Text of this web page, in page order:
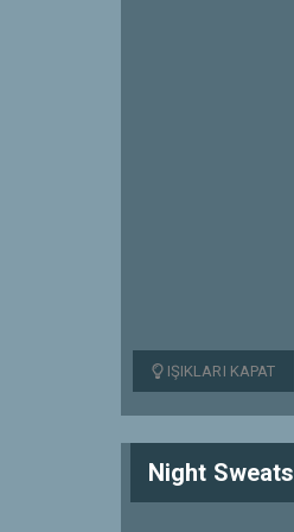
IŞIKLARI KAPAT
Night Sweats